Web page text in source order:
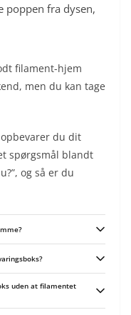
poppen fra dysen,
filament-hjem
men du kan tage
du dit
spørgsmål blandt
og så er du
PLA 40-
70-80°C i 6-12 timer, TPU
materialets
og lad spoolen
(20+ liter) bør have 100-
se, hvornår den er
uden at filamentet